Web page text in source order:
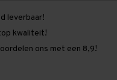
2.000
mm
x
17.200
mm
leverbaar!
kwaliteit!
ons met een 8,9!